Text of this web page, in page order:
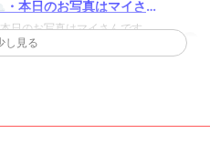
本日のお写真はマイさん
・おは...
日のお写真はマイさんです
はようございます！・久しぶ
新型コロナウイルスの影響を
も10日から通常営業に戻りま
定期的にイベント告知やキャ
ていこうと思いますので是非
んで新春をお祝い申し上
し見る